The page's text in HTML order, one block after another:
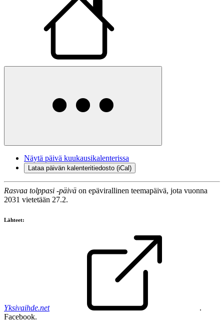
Näytä päivä kuukausikalenterissa
Lataa päivän kalenteritiedosto (iCal)
Rasvaa tolppasi -päivä on epävirallinen teemapäivä, jota vuonna
2031 vietetään 27.2.
Lähteet:
Yksivaihde.net
.
Facebook.